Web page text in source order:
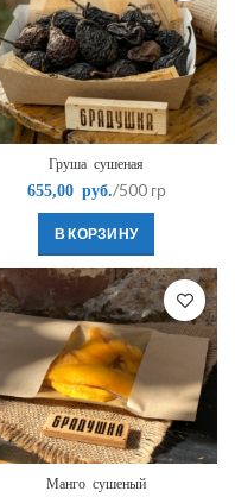
Груша сушеная
655,00руб. /500 гр
В КОРЗИНУ
Манго сушеный